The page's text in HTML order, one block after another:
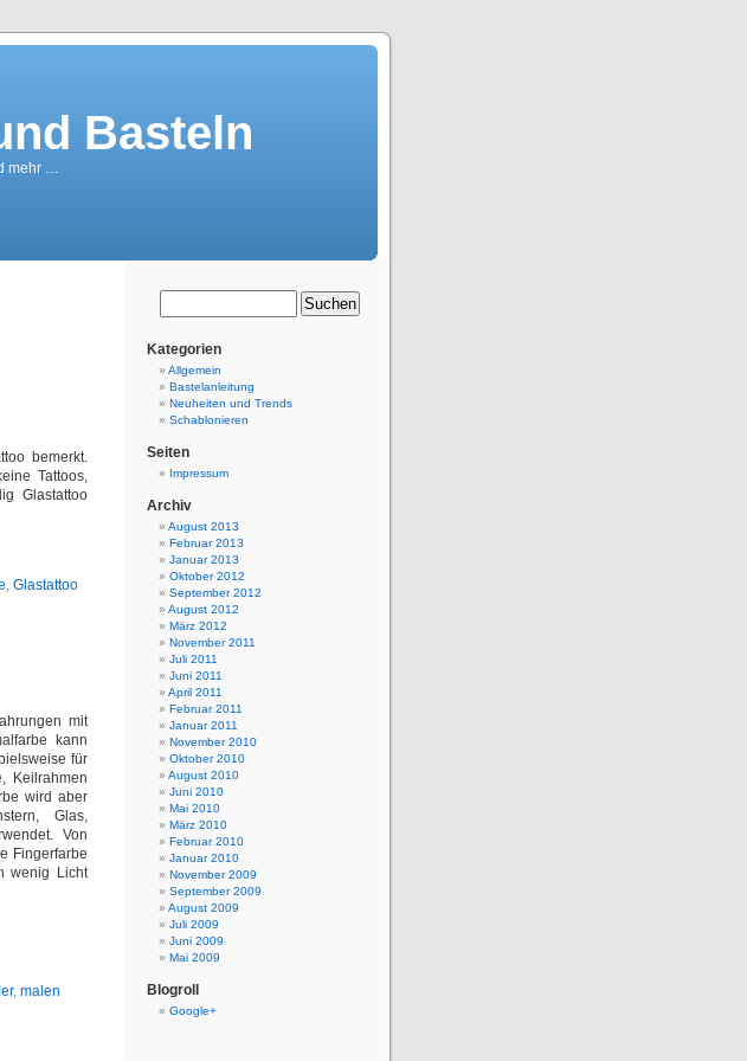
Basteln
mehr …
bemerkt.
Tattoos,
Glastattoo
, Glastattoo
mit
kann
für
Keilrahmen
wird aber
Glas,
Von
Fingerfarbe
wenig Licht
, malen
Kategorien
Allgemein
Bastelanleitung
Neuheiten und Trends
Schablonieren
Seiten
Impressum
Archiv
August 2013
Februar 2013
Januar 2013
Oktober 2012
September 2012
August 2012
März 2012
November 2011
Juli 2011
Juni 2011
April 2011
Februar 2011
Januar 2011
November 2010
Oktober 2010
August 2010
Juni 2010
Mai 2010
März 2010
Februar 2010
Januar 2010
November 2009
September 2009
August 2009
Juli 2009
Juni 2009
Mai 2009
Blogroll
Google+